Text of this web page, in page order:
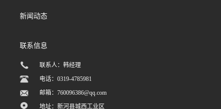
新闻动态
联系信息
联系人：韩经理
电话：0319-4785981
邮箱：760096386@qq.com
地址：新河县城西工业区